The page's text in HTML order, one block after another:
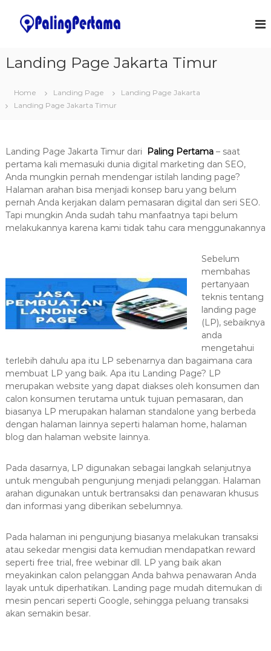
a
e
a
t
a
n
A
p
a
s
i
T
b
a
i
k
H
u
0
8
1
8
7
7
9
-
w
e
o
u
t
i
o
n
s
Landing Page Jakarta Timur
Home Landing Page
Landing Page Jakarta
Landing Page Jakarta Timur
Landing Page Jakarta Timur dari Paling Pertama– saat
pertama kali memasuki dunia digital marketing dan SEO,
Anda mungkin pernah mendengar istilah landing page?
Halaman arahan bisa menjadi konsep baru yang belum
pernah Anda kerjakan dalam pemasaran digital dan seri SEO.
Tapi mungkin Anda sudah tahu manfaatnya tapi belum
melakukannya karena kami tidak tahu cara menggunakannya
Sebelum
membahas
pertanyaan
teknis tentang
landing page
(LP), sebaiknya
anda
mengetahui
terlebih dahulu apa itu LP sebenarnya dan bagaimana cara
membuat LP yang baik. Apa itu Landing Page? LP
merupakan website yang dapat diakses oleh konsumen dan
calon konsumen terutama untuk tujuan pemasaran, dan
biasanya LP merupakan halaman standalone yang berbeda
dengan halaman lainnya seperti halaman home, halaman
blog dan halaman website lainnya.
Pada dasarnya, LP digunakan sebagai langkah selanjutnya
untuk mengubah pengunjung menjadi pelanggan. Halaman
arahan digunakan untuk bertransaksi dan penawaran khusus
dan informasi yang diberikan sebelumnya.
Pada halaman ini pengunjung biasanya melakukan transaksi
atau sekedar mengisi data kemudian mendapatkan reward
seperti free trial, free webinar dll. LP yang baik akan
meyakinkan calon pelanggan Anda bahwa penawaran Anda
layak untuk diperhatikan. Landing page mudah ditemukan di
mesin pencari seperti Google, sehingga peluang transaksi
akan semakin besar.